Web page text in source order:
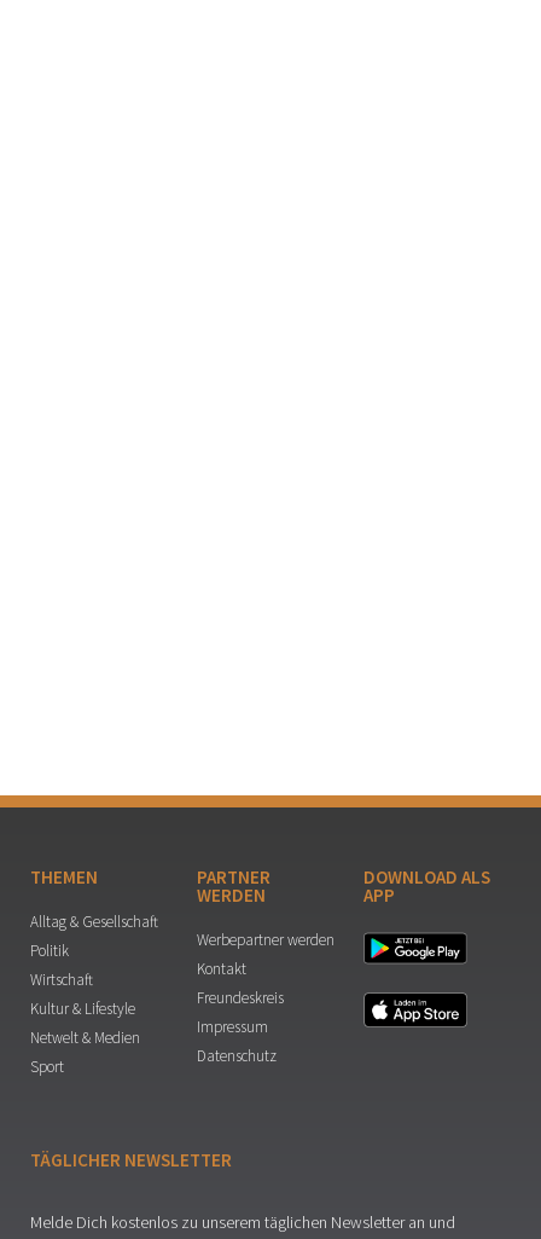
THEMEN
Alltag & Gesellschaft
Politik
Wirtschaft
Kultur & Lifestyle
Netwelt & Medien
Sport
PARTNER
WERDEN
Werbepartner werden
Kontakt
Freundeskreis
Impressum
Datenschutz
DOWNLOAD ALS
APP
TÄGLICHER NEWSLETTER
Melde Dich kostenlos zu unserem täglichen Newsletter an und